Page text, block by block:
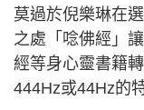
莫過於倪樂琳在
之處「唸佛經」
經等身心靈書籍
444Hz或44Hz的